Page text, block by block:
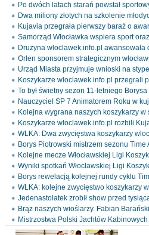
Po dwóch latach starań powstał
Dwa miliony złotych na szkolenie
Kujavia przegrała pierwszy baraż o
Samorząd Włocławka wspiera sport
Drużyna wloclawek.info.pl awansowała
Orlen sponsorem strategicznym
Urząd Miasta przyjmuje wnioski na
Koszykarze wloclawek.info.pl przegrali
To był świetny sezon 11-letniego
Nauczyciel SP 7 Animatorem Roku w
Kolejna wygrana naszych koszykarzy w
Koszykarze wloclawek.info.pl rozbili
WLKA: Dwa zwycięstwa koszykarzy
Borys Piotrowski mistrzem sezonu Time
Kolejne mecze Włocławskiej Ligi
Wyniki spotkań Włocławskiej Ligi
Borys rewelacją kolejnej rundy cyklu
WLKA: kolejne zwycięstwo koszykarzy
Jedenastolatek zrobił show przed
Brąz naszych wioślarzy. Fabian
Mistrzostwa Polski Jachtów